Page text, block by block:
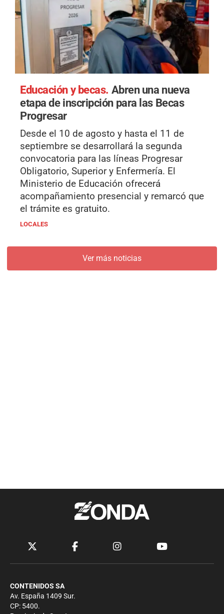
Educación y becas. Abren una nueva
etapa de inscripción para las Becas
Progresar
Desde el 10 de agosto y hasta el 11 de
septiembre se desarrollará la segunda
convocatoria para las líneas Progresar
Obligatorio, Superior y Enfermería. El
Ministerio de Educación ofrecerá
acompañamiento presencial y remarcó que
el trámite es gratuito.
LOCALES
Ver más noticias
CONTENIDOS SA
Av. España 1409 Sur.
CP: 5400.